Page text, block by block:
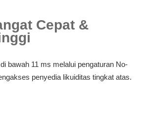
Cepat &
bawah 11 ms melalui pengaturan No-
penyedia likuiditas tingkat atas.